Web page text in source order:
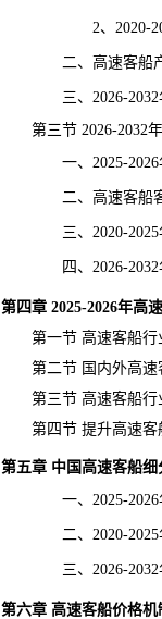
2、2020-2025年
二、高速客船产
三、2026-2032年
第三节 2026-2032年
一、2025-2026年
二、高速客船客
三、2020-2025年
四、2026-2032年
第四章 2025-2026年高
第一节 高速客船行
第二节 国内外高速
第三节 高速客船行
第四节 提升高速客
第五章 中国高速客船细
一、2025-2026年
二、2020-2025年
三、2026-2032年
第六章 高速客船价格